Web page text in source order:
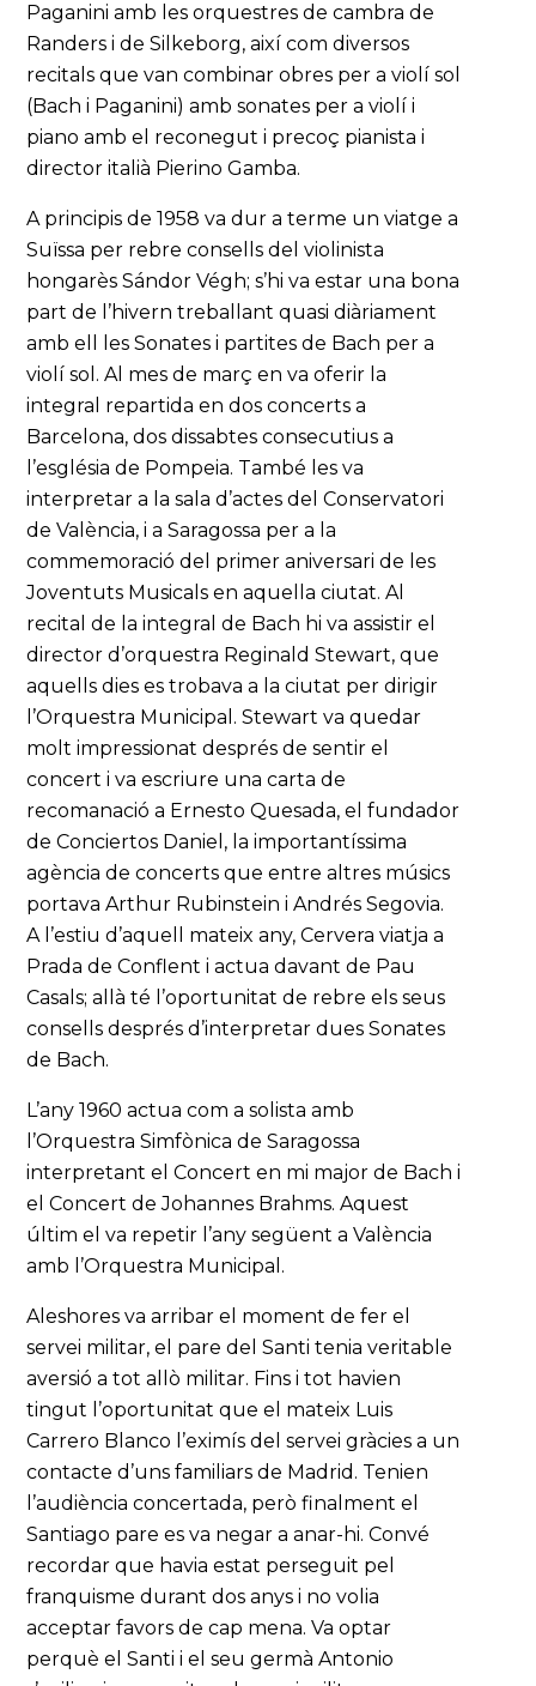
Paganini amb les orquestres de cambra de
Randers i de Silkeborg, així com diversos
recitals que van combinar obres per a violí sol
(Bach i Paganini) amb sonates per a violí i
piano amb el reconegut i precoç pianista i
director italià Pierino Gamba.
A principis de 1958 va dur a terme un viatge a
Suïssa per rebre consells del violinista
hongarès Sándor Végh; s’hi va estar una bona
part de l’hivern treballant quasi diàriament
amb ell les Sonates i partites de Bach per a
violí sol. Al mes de març en va oferir la
integral repartida en dos concerts a
Barcelona, dos dissabtes consecutius a
l’església de Pompeia. També les va
interpretar a la sala d’actes del Conservatori
de València, i a Saragossa per a la
commemoració del primer aniversari de les
Joventuts Musicals en aquella ciutat. Al
recital de la integral de Bach hi va assistir el
director d’orquestra Reginald Stewart, que
aquells dies es trobava a la ciutat per dirigir
l’Orquestra Municipal. Stewart va quedar
molt impressionat després de sentir el
concert i va escriure una carta de
recomanació a Ernesto Quesada, el fundador
de Conciertos Daniel, la importantíssima
agència de concerts que entre altres músics
portava Arthur Rubinstein i Andrés Segovia.
A l’estiu d’aquell mateix any, Cervera viatja a
Prada de Conflent i actua davant de Pau
Casals; allà té l’oportunitat de rebre els seus
consells després d’interpretar dues Sonates
de Bach.
L’any 1960 actua com a solista amb
l’Orquestra Simfònica de Saragossa
interpretant el Concert en mi major de Bach i
el Concert de Johannes Brahms. Aquest
últim el va repetir l’any següent a València
amb l’Orquestra Municipal.
Aleshores va arribar el moment de fer el
servei militar, el pare del Santi tenia veritable
aversió a tot allò militar. Fins i tot havien
tingut l’oportunitat que el mateix Luis
Carrero Blanco l’eximís del servei gràcies a un
contacte d’uns familiars de Madrid. Tenien
l’audiència concertada, però finalment el
Santiago pare es va negar a anar-hi. Convé
recordar que havia estat perseguit pel
franquisme durant dos anys i no volia
acceptar favors de cap mena. Va optar
perquè el Santi i el seu germà Antonio